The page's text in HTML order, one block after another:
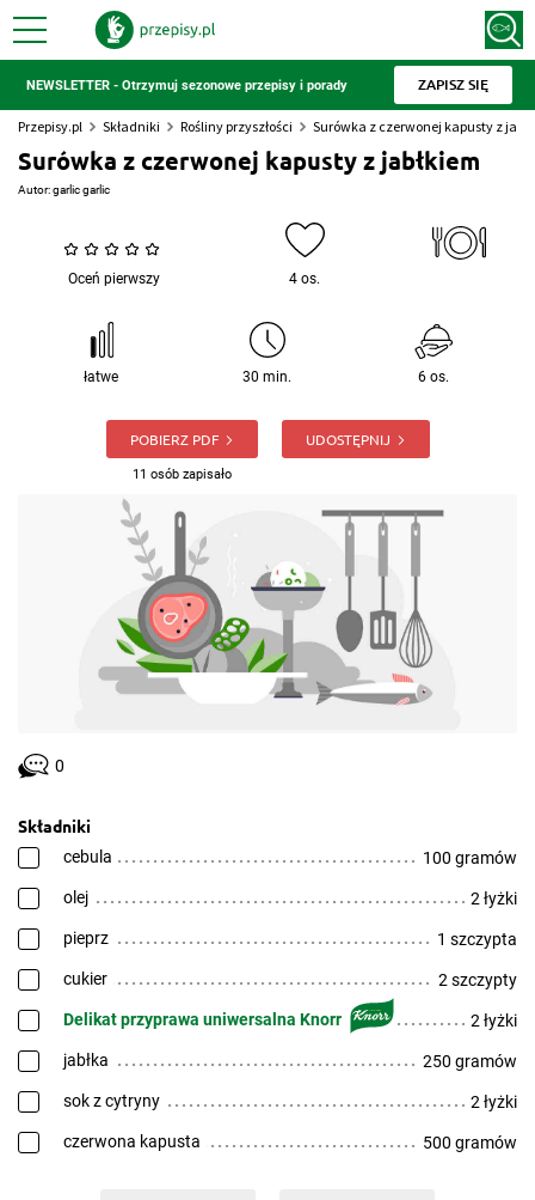
NEWSLETTER - Otrzymuj sezonowe przepisy i porady ZAPISZ SIĘ
Przepisy.pl Składniki Rośliny przyszłości Surówka z czerwonej kapusty z
Surówka z czerwonej kapusty z jabłkiem
Autor:garlic garlic
Oceń pierwszy 4 os.
łatwe 30 min. 6 os.
POBIERZ PDF
11 osób zapisało
UDOSTĘPNIJ
0
Składniki
cebula 100 gramów
olej 2 łyżki
pieprz 1 szczypta
cukier 2 szczypty
Delikat przyprawa uniwersalna Knorr 2 łyżki
jabłka 250 gramów
sok z cytryny 2 łyżki
czerwona kapusta 500 gramów